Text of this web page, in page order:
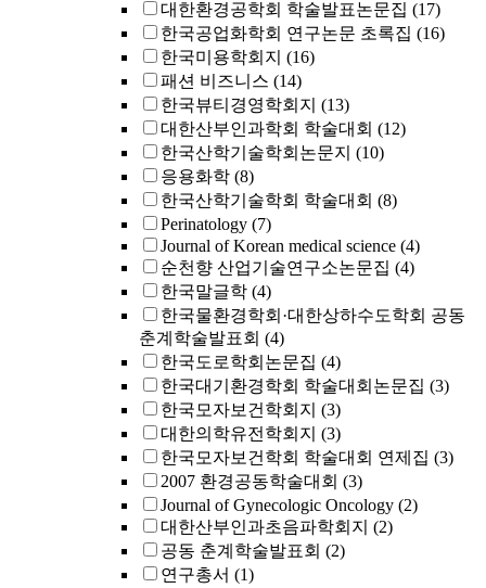
대한환경공학회 학술발표논문집 (17)
한국공업화학회 연구논문 초록집 (16)
한국미용학회지 (16)
패션 비즈니스 (14)
한국뷰티경영학회지 (13)
대한산부인과학회 학술대회 (12)
한국산학기술학회논문지 (10)
응용화학 (8)
한국산학기술학회 학술대회 (8)
Perinatology (7)
Journal of Korean medical science (4)
순천향 산업기술연구소논문집 (4)
한국말글학 (4)
한국물환경학회·대한상하수도학회 공동
춘계학술발표회 (4)
한국도로학회논문집 (4)
한국대기환경학회 학술대회논문집 (3)
한국모자보건학회지 (3)
대한의학유전학회지 (3)
한국모자보건학회 학술대회 연제집 (3)
2007 환경공동학술대회 (3)
Journal of Gynecologic Oncology (2)
대한산부인과초음파학회지 (2)
공동 춘계학술발표회 (2)
연구총서 (1)